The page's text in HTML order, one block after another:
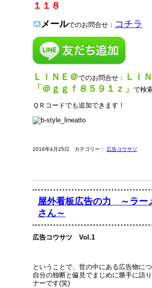
１１８
メールでのお問合せ： コチラ
ＬＩＮＥ＠でのお問合せ：
ＬＩ
「＠ｇｇｆ８５９１ｚ」
で検
ＱＲコードでも追加できます！
2016年4月25日 カテゴリー： 広告コウサツ
屋外看板広告の力 ～ラー
さん～
広告コウサツ Vol.1
ということで、世の中にある広告物につ
自分の独断と偏見でまじめに勝手に語
ナーです(笑)